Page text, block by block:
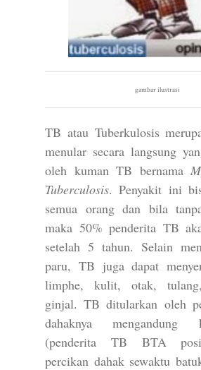
gambar ilustrasi
TB atau Tuberkulosis
menular secara langsung
oleh kuman TB bernama
Tuberculosis. Penyakit ini
semua orang dan bila
maka 50% penderita TB
setelah 5 tahun. Selain
paru, TB juga dapat
limphe, kulit, otak,
ginjal. TB ditularkan oleh
dahaknya
(penderita TB BTA
percikan dahak sewaktu